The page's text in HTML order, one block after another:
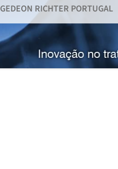
GEDEON RICHTER PORTUGAL